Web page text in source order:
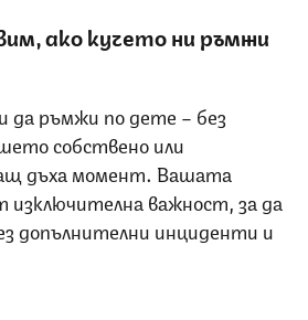
ако кучето ни ръмжи
да ръмжи по дете – без
собствено или
дъха момент. Вашата
изключителна важност, за да
допълнителни инциденти и